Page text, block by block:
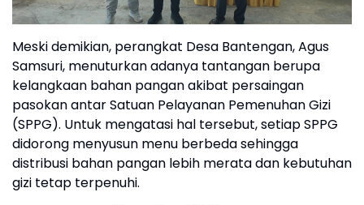
Meski demikian, perangkat Desa Bantengan, Agus
Samsuri, menuturkan adanya tantangan berupa
kelangkaan bahan pangan akibat persaingan
pasokan antar Satuan Pelayanan Pemenuhan Gizi
(SPPG). Untuk mengatasi hal tersebut, setiap SPPG
didorong menyusun menu berbeda sehingga
distribusi bahan pangan lebih merata dan kebutuhan
gizi tetap terpenuhi.